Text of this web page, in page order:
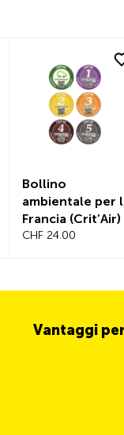
Bollino
ambientale per
Francia (Crit’Air)
CHF 24.00
Vantaggi